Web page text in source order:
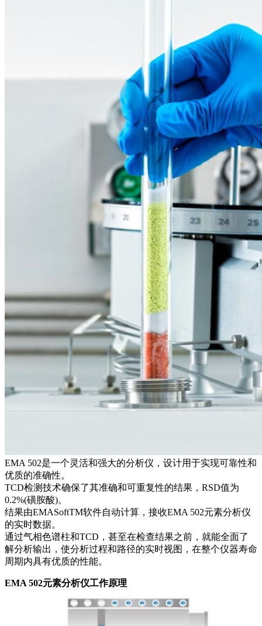
EMA 502是一个灵活和强大的分析仪，设计用于实现可靠性和
优质的准确性。
TCD检测技术确保了其准确和可重复性的结果，RSD值为
0.2%(磺胺酸)。
结果由EMASoftTM软件自动计算，接收EMA 502元素分析仪
的实时数据。
通过气相色谱柱和TCD，甚至在检查结果之前，就能全面了
解分析输出，使分析过程和路径的实时视图，在整个仪器寿命
周期内具有优质的性能。
EMA 502元素分析仪工作原理